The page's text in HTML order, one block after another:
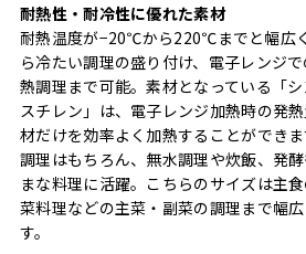
耐熱性・耐冷性に優れた素材
耐熱温度が−20℃から220℃までと幅広
ら冷たい調理の盛り付け、電子レンジ
熱調理まで可能。素材となっている「
スチレン」は、電子レンジ加熱時の発
材だけを効率よく加熱することができ
調理はもちろん、無水調理や炊飯、発
まな料理に活躍。こちらのサイズは主
菜料理などの主菜・副菜の調理まで幅
す。